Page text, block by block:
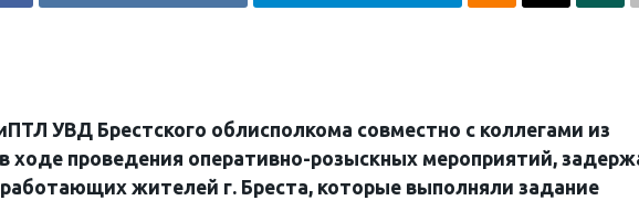
УВД Брестского облисполкома совместно с коллегами из
ходе проведения оперативно-розыскных мероприятий,
жителей г. Бреста, которые выполняли задание